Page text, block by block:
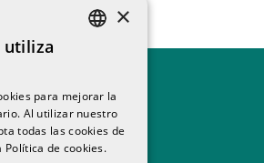
×
utiliza
para mejorar la
Al utilizar nuestro
todas las cookies de
de cookies.